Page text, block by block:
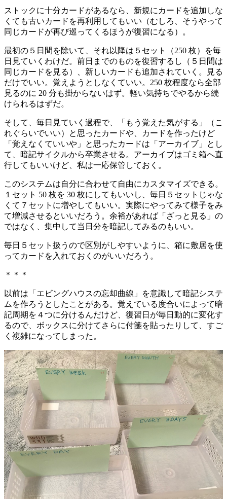
ストックに十分カードがあるなら、新規にカードを追加しな
くても古いカードを再利用してもいい（むしろ、そうやって
同じカードが再び巡ってくるほうが復習になる）。
最初の５日間を除いて、それ以降は５セット（250 枚）を毎
日見ていくわけだ。前日までのものを復習するし（５日間は
同じカードを見る）、新しいカードも追加されていく。見る
だけでいい。覚えようとしなくていい。250 枚程度なら全部
見るのに 20 分も掛からないはず。軽い気持ちでやるから続
けられるはずだ。
そして、毎日見ていく過程で、「もう覚えた気がする」（こ
れぐらいでいい）と思ったカードや、カードを作ったけど
「覚えなくていいや」と思ったカードは「アーカイブ」とし
て、暗記サイクルから卒業させる。アーカイブはゴミ箱へ直
行してもいいけど、私は一応保管しておく。
このシステムは自分に合わせて自由にカスタマイズできる。
１セット 50 枚を 30 枚にしてもいいし、毎日５セットじゃな
くて７セットに増やしてもいい。実際にやってみて様子をみ
て増減させるといいだろう。余裕があれば「ざっと見る」の
ではなく、集中して当日分を暗記してみるのもいい。
毎日５セット扱うので区別がしやすいように、箱に敷居を使
ってカードを入れておくのがいいだろう。
＊＊＊
以前は「エビングハウスの忘却曲線」を意識して暗記システ
ムを作ろうとしたことがある。覚えている度合いによって暗
記周期を４つに分けるんだけど、復習日が毎日動的に変化す
るので、ボックスに分けてさらに付箋を貼ったりして、すご
く複雑になってしまった。